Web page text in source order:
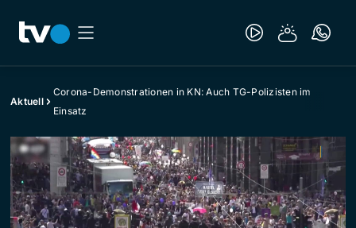
Aktuell
Corona-Demonstrationen in KN: Auch TG-Polizisten im
Einsatz